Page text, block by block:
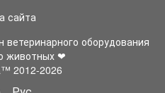
сайта
ветеринарного оборудования
животных ❤
2012-2026